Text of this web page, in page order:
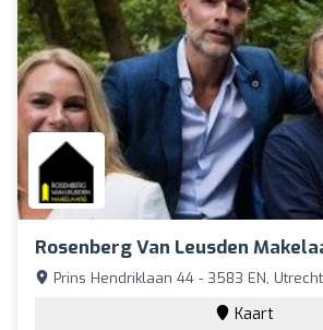
Rosenberg Van Leusden
Prins Hendriklaan 44 - 3583 EN, Utrecht
Kaart